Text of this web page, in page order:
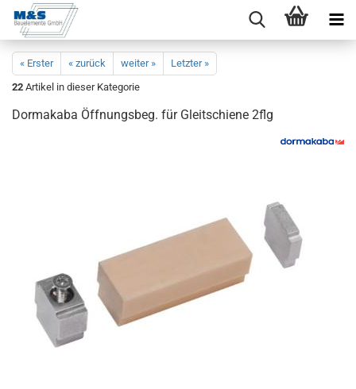
« Erster « zurück weiter »
Letzter »
22 Artikel in dieser Kategorie
Dor­ma­ka­ba Öff­nungs­beg. für Gleit­schie­ne 2flg